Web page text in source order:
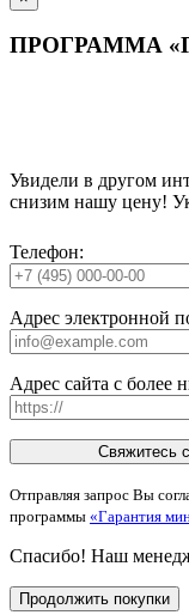
ПРОГРАММА
Увидели в другом
снизим нашу цену!
Телефон:
Адрес электронной
Адрес сайта с более
Свяжитесь
Отправляя запрос Вы
программы «Гарантия
Спасибо! Наш
Продолжить покупки